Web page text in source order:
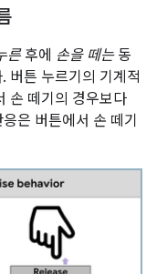
른 후에 손을 떼는동
버튼 누르기의 기계적
손 떼기의 경우보다
은 버튼에서 손 떼기